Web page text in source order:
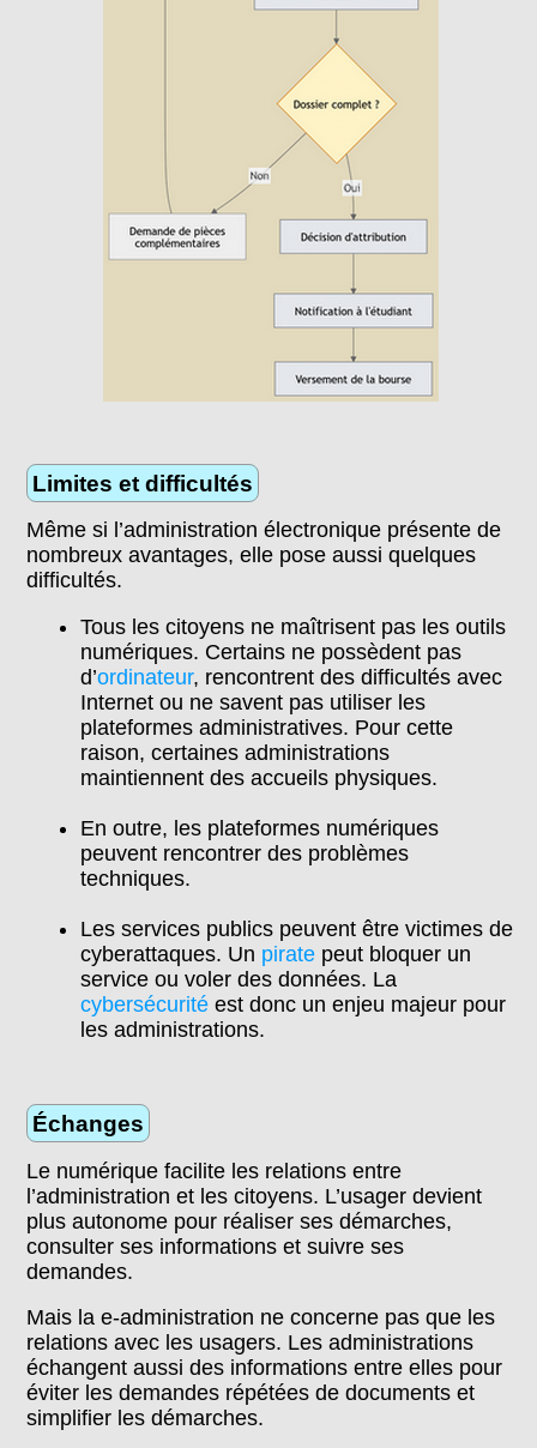
Limites et difficultés
Même si l’administration électronique présente de
nombreux avantages, elle pose aussi quelques
difficultés.
Tous les citoyens ne maîtrisent pas les outils
numériques. Certains ne possèdent pas
d’ordinateur, rencontrent des difficultés avec
Internet ou ne savent pas utiliser les
plateformes administratives. Pour cette
raison, certaines administrations
maintiennent des accueils physiques.
En outre, les plateformes numériques
peuvent rencontrer des problèmes
techniques.
Les services publics peuvent être victimes de
cyberattaques. Un piratepeut bloquer un
service ou voler des données. La
cybersécuritéest donc un enjeu majeur pour
les administrations.
Échanges
Le numérique facilite les relations entre
l’administration et les citoyens. L’usager devient
plus autonome pour réaliser ses démarches,
consulter ses informations et suivre ses
demandes.
Mais la e-administration ne concerne pas que les
relations avec les usagers. Les administrations
échangent aussi des informations entre elles pour
éviter les demandes répétées de documents et
simplifier les démarches.